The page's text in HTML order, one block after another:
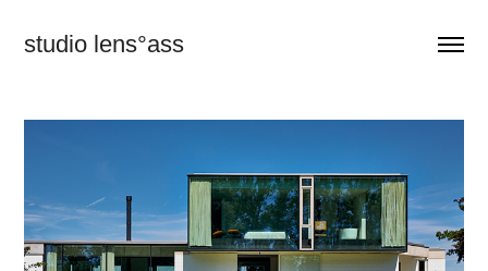
studio lens°ass